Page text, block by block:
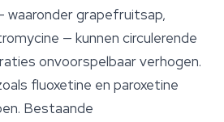
grapefruitsap,
— kunnen circulerende
onvoorspelbaar verhogen.
fluoxetine en paroxetine
Bestaande